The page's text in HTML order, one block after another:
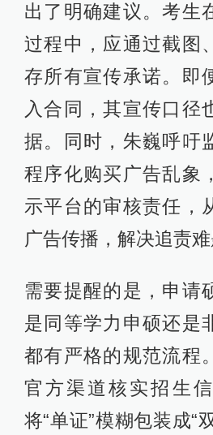
出了明确建议。考生
过程中，应通过截图
存所有宣传承诺。即
入合同，其宣传口径
据。同时，朱巍呼吁
程序化购买广告乱象
示平台的审核责任，
广告传播，解决追责难
需要提醒的是，申请
是同等学力申硕还是
都有严格的规范流程
官方渠道核实招生
将“单证”模糊包装成“